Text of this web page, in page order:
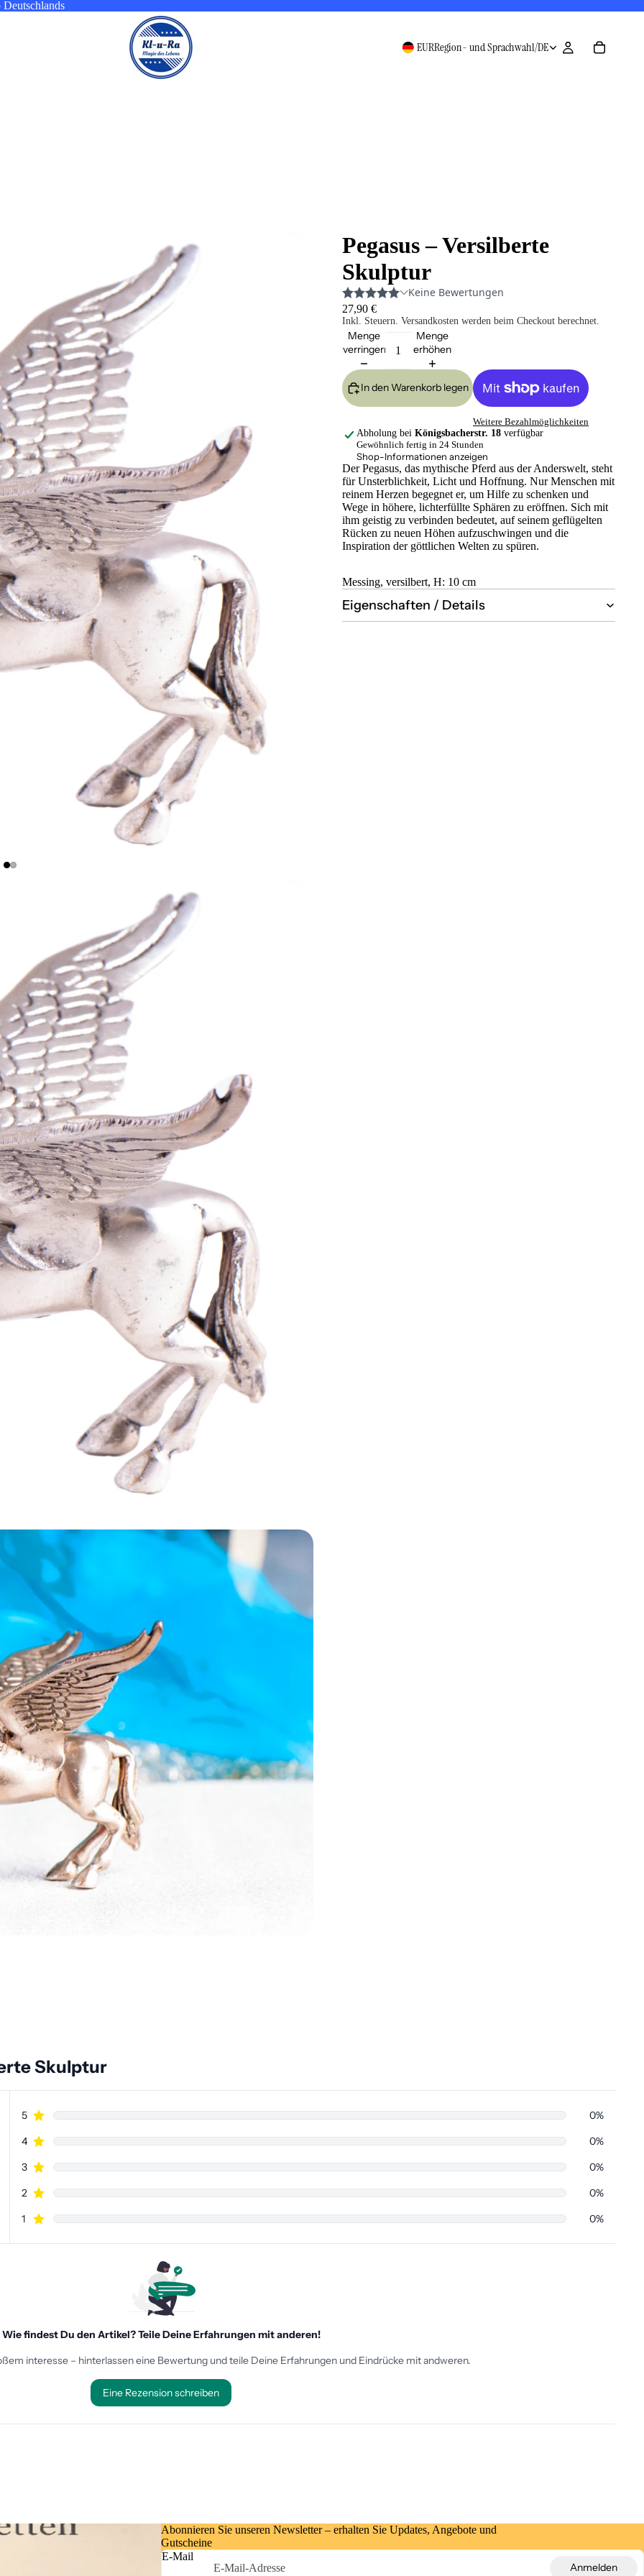
Deutschlands
EURRegion- und Sprachwahl/DE
Pegasus – Versilberte
Skulptur
27,90 €
Inkl. Steuern. Versandkosten werden beim Checkout berechnet.
Menge
verringern
Menge
erhöhen
In den Warenkorb legen
Weitere Bezahlmöglichkeiten
Abholung bei Königsbacherstr. 18 verfügbar
Gewöhnlich fertig in 24 Stunden
Shop-Informationen anzeigen
Der Pegasus, das mythische Pferd aus der Anderswelt, steht
für Unsterblichkeit, Licht und Hoffnung. Nur Menschen mit
reinem Herzen begegnet er, um Hilfe zu schenken und
Wege in höhere, lichterfüllte Sphären zu eröffnen. Sich mit
ihm geistig zu verbinden bedeutet, auf seinem geflügelten
Rücken zu neuen Höhen aufzuschwingen und die
Inspiration der göttlichen Welten zu spüren.
Messing, versilbert, H: 10 cm
Eigenschaften / Details
Abonnieren Sie unseren Newsletter – erhalten Sie Updates, Angebote und
Gutscheine
E-Mail
Anmelden